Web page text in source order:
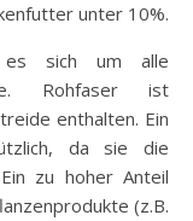
unter 10%.
sich um alle
Rohfaser ist
enthalten. Ein
da sie die
zu hoher Anteil
(z.B.